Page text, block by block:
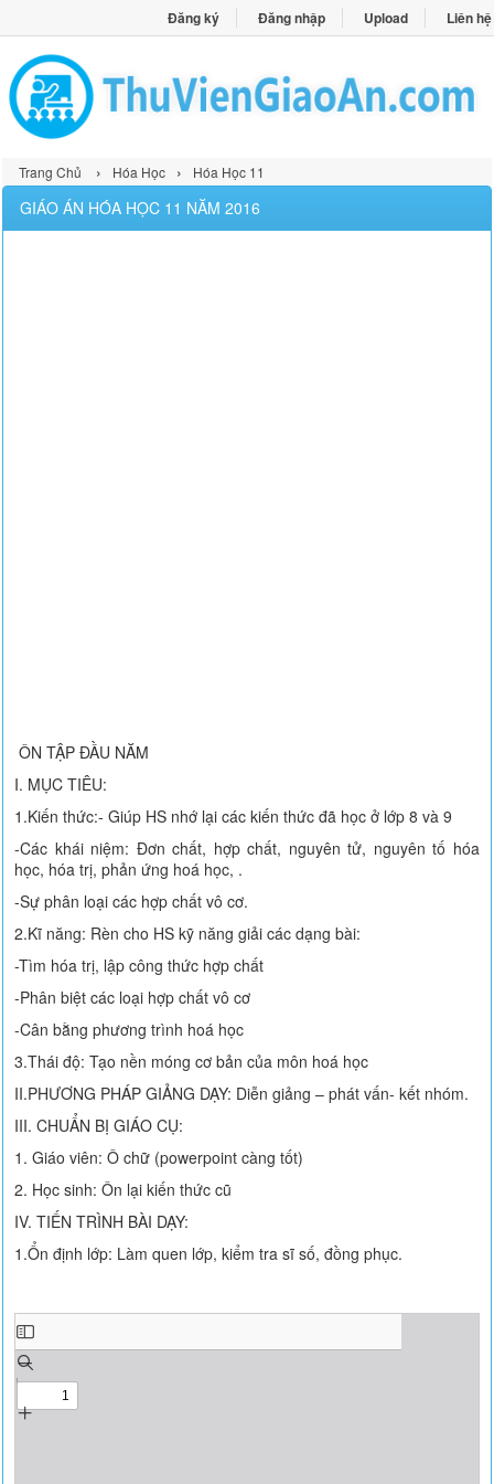
Đăng ký Đăng nhập Upload Liên hệ
Trang Chủ › Hóa Học › Hóa Học 11
GIÁO ÁN HÓA HỌC 11 NĂM 2016
ÔN TẬP ĐẦU NĂM
I. MỤC TIÊU:
1.Kiến thức:- Giúp HS nhớ lại các kiến thức đã học ở lớp 8 và 9
-Các khái niệm: Đơn chất, hợp chất, nguyên tử, nguyên tố hóa
học, hóa trị, phản ứng hoá học, .
-Sự phân loại các hợp chất vô cơ.
2.Kĩ năng: Rèn cho HS kỹ năng giải các dạng bài:
-Tìm hóa trị, lập công thức hợp chất
-Phân biệt các loại hợp chất vô cơ
-Cân bằng phương trình hoá học
3.Thái độ: Tạo nền móng cơ bản của môn hoá học
II.PHƯƠNG PHÁP GIẢNG DẠY: Diễn giảng – phát vấn- kết nhóm.
III. CHUẨN BỊ GIÁO CỤ:
1. Giáo viên: Ô chữ (powerpoint càng tốt)
2. Học sinh: Ôn lại kiến thức cũ
IV. TIẾN TRÌNH BÀI DẠY:
1.Ổn định lớp: Làm quen lớp, kiểm tra sĩ số, đồng phục.